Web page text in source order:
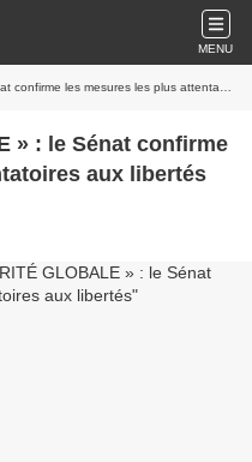
MENU
les mesures les plus attentatoires aux libertés
» : le Sénat confirme
aux libertés